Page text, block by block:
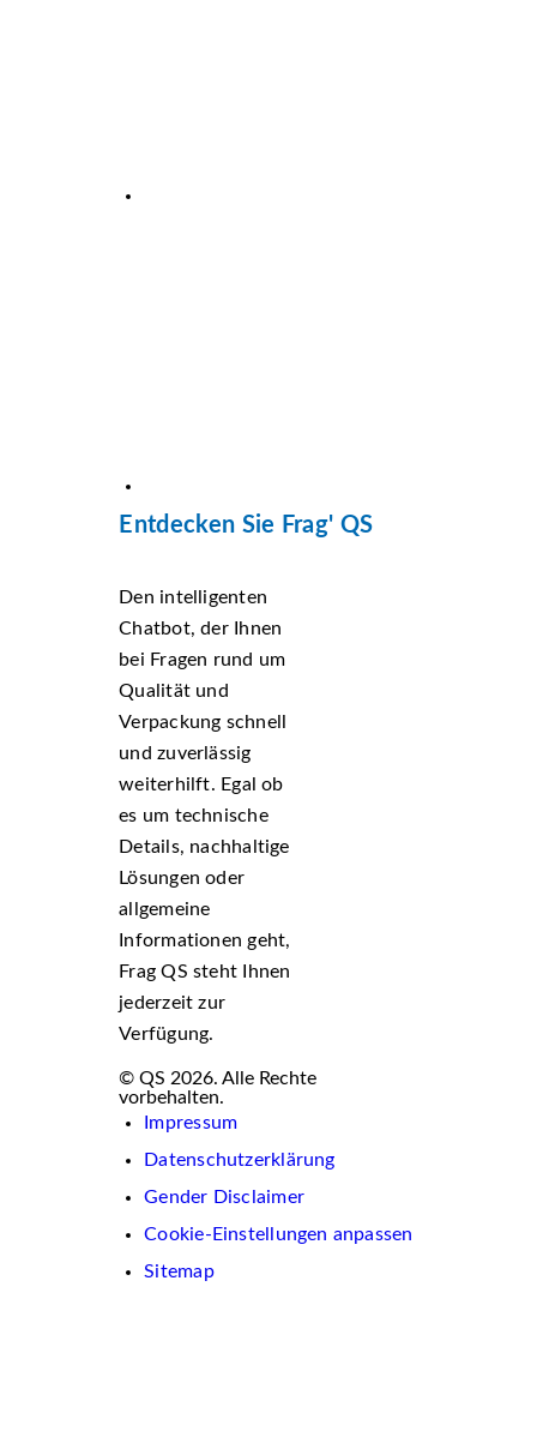
Entdecken Sie Frag' QS
Den intelligenten
Chatbot, der Ihnen
bei Fragen rund um
Qualität und
Verpackung schnell
und zuverlässig
weiterhilft. Egal ob
es um technische
Details, nachhaltige
Lösungen oder
allgemeine
Informationen geht,
Frag QS steht Ihnen
jederzeit zur
Verfügung.
© QS 2026. Alle Rechte
vorbehalten.
Impressum
Datenschutzerklärung
Gender Disclaimer
Cookie-Einstellungen anpassen
Sitemap